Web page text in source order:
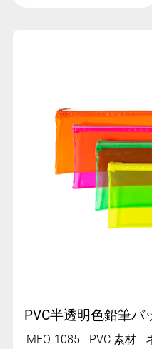
MFO-1085 - PVC 素材 -